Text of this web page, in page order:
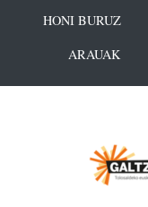
HONI BURUZ
ARAUAK